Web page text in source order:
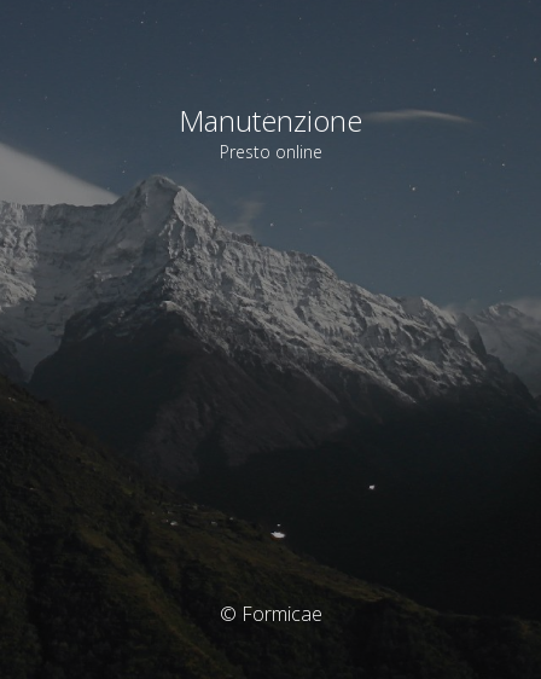
Manutenzione
Presto online
© Formicae